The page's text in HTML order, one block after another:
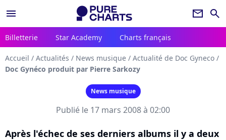
menu newsletter search
Billetterie Star Academy Charts français
Accueil / Actualités / News musique / Actualité de Doc Gyneco /
Doc Gynéco produit par Pierre Sarkozy
News musique
Publié le 17 mars 2008 à 02:00
Après l'échec de ses derniers albums il y a deux